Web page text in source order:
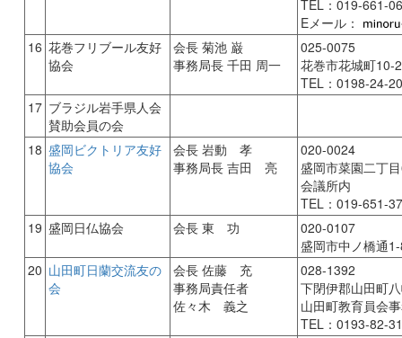
TEL：019-661-
Eメール：
16 花巻フリブール友好
協会
会長 菊池 巌
事務局長 千田 周一
025-0075
花巻市花城町10-
TEL：0198-24-
17 ブラジル岩手県人会
賛助会員の会
18 盛岡ビクトリア友好
協会
会長 岩動 孝
事務局長 吉田 亮
020-0024
盛岡市菜園二丁
会議所内
TEL：019-651-
19 盛岡日仏協会 会長 東 功
020-0107
盛岡市中ノ橋通
20 山田町日蘭交流友の
会
会長 佐藤 充
事務局責任者
佐々木 義之
028-1392
下閉伊郡山田町
山田町教育員会
TEL：0193-82-